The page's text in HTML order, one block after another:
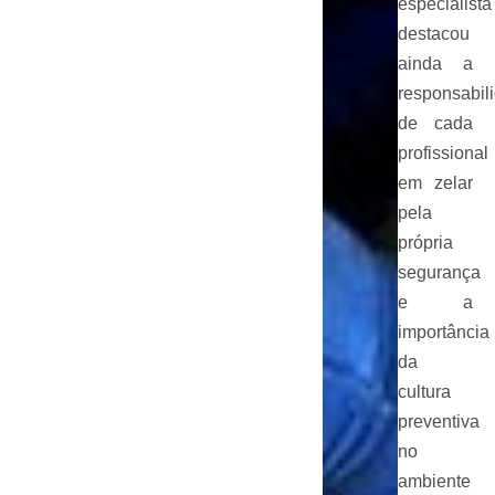
especialista
destacou
ainda a
de cada
profissional
em zelar
pela
própria
segurança
e a
importância
da
cultura
preventiva
no
ambiente